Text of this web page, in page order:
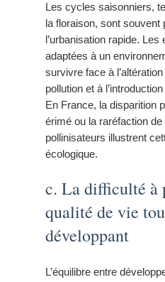
Les cycles saisonniers,
la floraison, sont souvent
l’urbanisation rapide.
adaptées à un
survivre face à
pollution et à
En France, la disparition
érimé ou la raréfaction
pollinisateurs illustrent
écologique.
c. La difficulté à
qualité de vie
développant
L’équilibre entre